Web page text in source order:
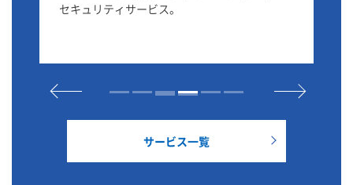
セキュリティサービス。
サービス一覧